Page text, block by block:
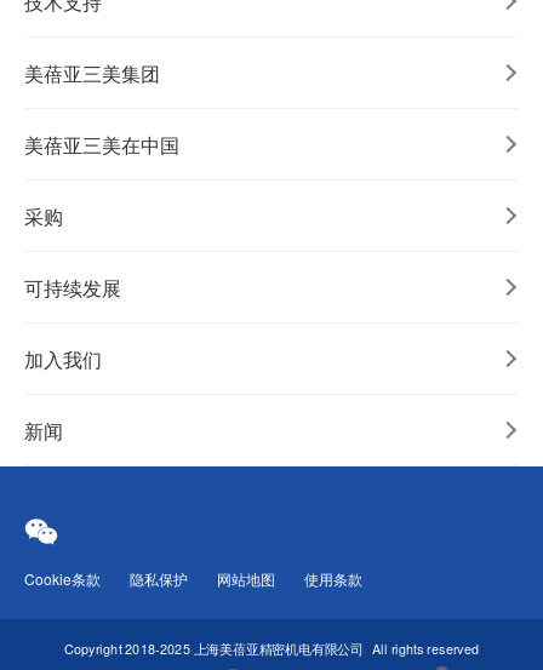
美蓓亚三美集团
美蓓亚三美在中国
采购
可持续发展
加入我们
新闻
Copyright 2018-2025 上海美蓓亚精密机电有限公司 All rights reserved
Cookie条款 隐私保护 网站地图 使用条款